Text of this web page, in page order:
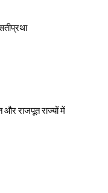
और राजपूत राज्यों में